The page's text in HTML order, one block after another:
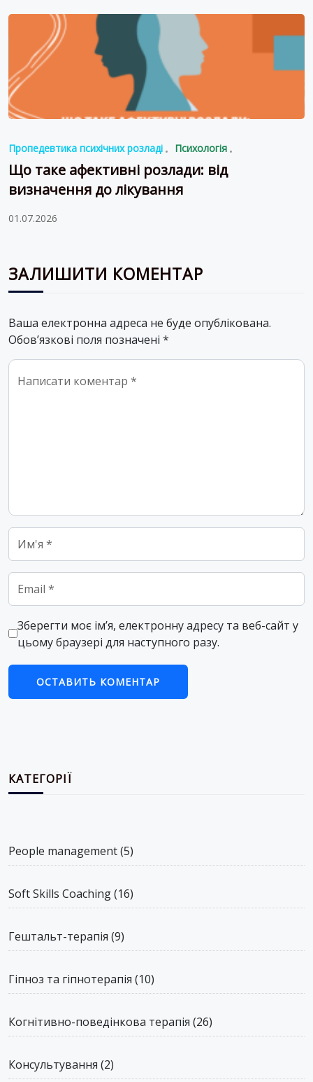
Пропедевтика психічних розладі Психологія
Що таке афективні розлади: від
визначення до лікування
01.07.2026
ЗАЛИШИТИ КОМЕНТАР
Ваша електронна адреса не буде опублікована.
Обов’язкові поля позначені *
Comment
Name
Email
Зберегти моє ім’я, електронну адресу та веб-сайт у
цьому браузері для наступного разу.
КАТЕГОРІЇ
People management(5)
Soft Skills Coaching(16)
Гештальт-терапія (9)
Гіпноз та гіпнотерапія (10)
Когнітивно-поведінкова терапія (26)
Консультування (2)